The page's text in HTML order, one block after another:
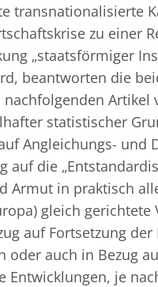
transnationalisierte
zu einer
„staatsförmiger
beantworten die
nachfolgenden
statistischer
Angleichungs- und
auf die
Armut in praktisch
gleich
auf Fortsetzung
oder auch in Bezug
Entwicklungen, je